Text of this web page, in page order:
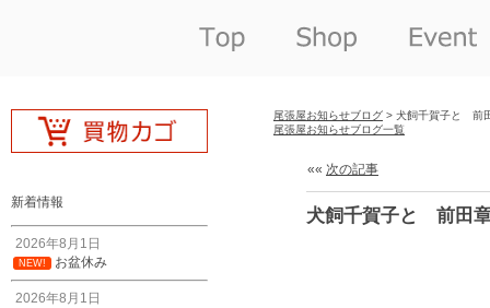
新着情報
2026年8月1日
NEW! お盆休み
2026年8月1日
尾張屋お知らせブログ > 犬飼千賀子と 前
尾張屋お知らせブログ一覧
«« 次の記事
犬飼千賀子と 前田